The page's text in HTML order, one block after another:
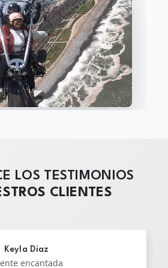
LOS TESTIMONIOS
CLIENTES
MacCulloch
Local Guide